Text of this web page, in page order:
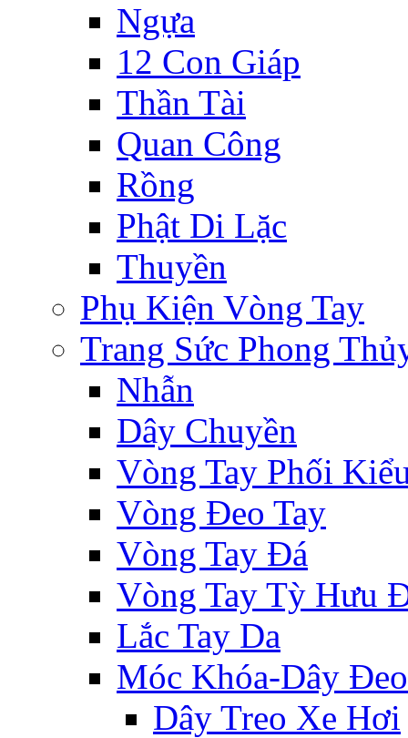
Ngựa
12 Con Giáp
Thần Tài
Quan Công
Rồng
Phật Di Lặc
Thuyền
Phụ Kiện Vòng Tay
Trang Sức Phong
Nhẫn
Dây Chuyền
Vòng Tay Phối
Vòng Đeo Tay
Vòng Tay Đá
Vòng Tay Tỳ Hưu
Lắc Tay Da
Móc Khóa-Dây Đeo
Dây Treo Xe Hơi